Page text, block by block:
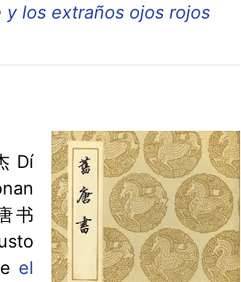
y los extraños ojos rojos
Dí
书
el